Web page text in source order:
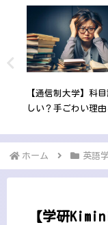
【通信制大学】科
しい？手ごわい理
ホーム 英語
【学研